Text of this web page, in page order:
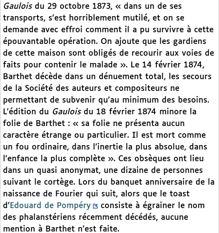
Gauloisdu 29 octobre 1873, « dans un de ses
transports, s’est horriblement mutilé, et on se
demande avec effroi comment il a pu survivre à cette
épouvantable opération. On ajoute que les gardiens
de cette maison sont obligés de recourir aux voies de
faits pour contenir le malade ». Le 14 février 1874,
Barthet décède dans un dénuement total, les secours
de la Société des auteurs et compositeurs ne
permettant de subvenir qu’au minimum des besoins.
L’édition du Gauloisdu 18 février 1874 minore la
folie de Barthet : « sa folie ne présenta aucun
caractère étrange ou particulier. Il est mort comme
un fou ordinaire, dans l’inertie la plus absolue, dans
l’enfance la plus complète ». Ces obsèques ont lieu
dans un quasi anonymat, une dizaine de personnes
suivant le cortège. Lors du banquet anniversaire de la
naissance de Fourier qui suit, alors que le toast
d’ Edouard de Pompéry
consiste à égrainer le nom
des phalanstériens récemment décédés, aucune
mention à Barthet n’est faite.